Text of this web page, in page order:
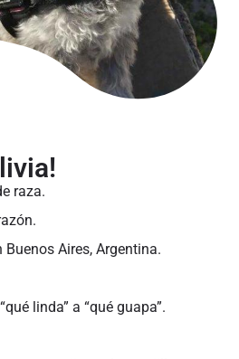
raza.
Aires, Argentina.
linda” a “qué guapa”.